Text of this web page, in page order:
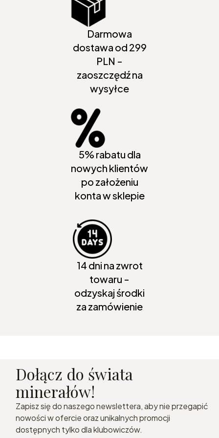
Darmowa
dostawa od 299
PLN -
zaoszczędź na
wysyłce
5% rabatu dla
nowych klientów
po założeniu
konta w sklepie
14 dni na zwrot
towaru -
odzyskaj środki
za zamówienie
Dołącz do świata
minerałów!
Zapisz się do naszego newslettera, aby nie przegapić
nowości w ofercie oraz unikalnych promocji
dostępnych tylko dla klubowiczów.